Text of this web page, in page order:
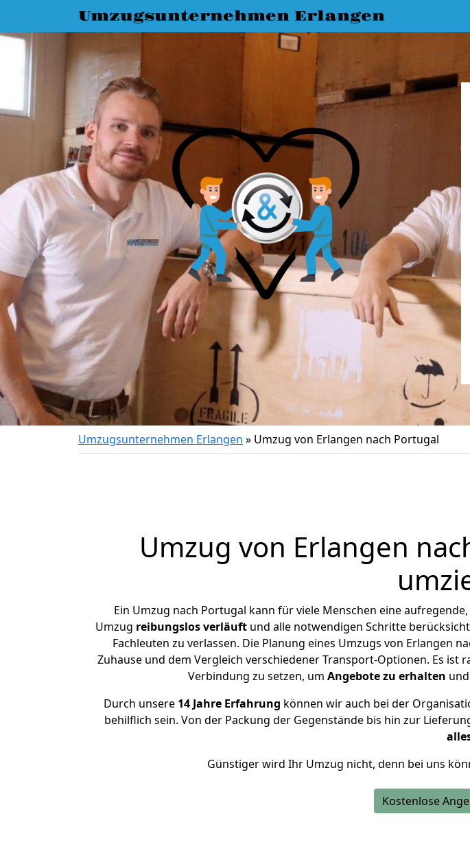
Umzugsunternehmen Erlangen
Umzugsunternehmen Erlangen » Umzug von Erlangen nach Portugal
Umzug von Erlangen
Ein Umzug nach Portugal kann für viele Menschen eine
Umzug reibungslos verläuftund alle notwendigen Schritte
Fachleuten zu verlassen. Die Planung eines Umzugs von Erlangen
Zuhause und dem Vergleich verschiedener Transport-Optionen. Es ist
Verbindung zu setzen, um Angebote zu erhalten
Durch unsere 14 Jahre Erfahrung können wir auch bei der
behilflich sein. Von der Packung der Gegenstände bis hin zur
Günstiger wird Ihr Umzug nicht, denn bei uns
Kostenlose